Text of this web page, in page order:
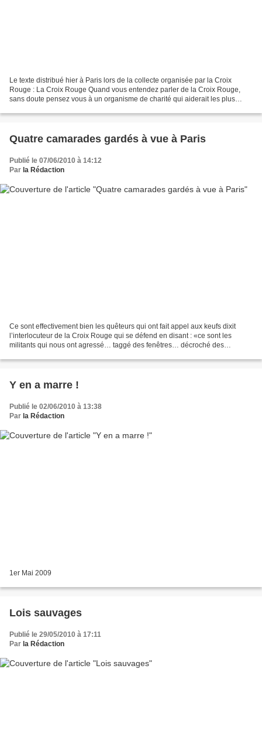
Le texte distribué hier à Paris lors de la collecte organisée par la Croix
Rouge : La Croix Rouge Quand vous entendez parler de la Croix Rouge,
sans doute pensez vous à un organisme de charité qui aiderait les plus
Quatre camarades gardés à vue à Paris
Publié le 07/06/2010 à 14:12
Par la Rédaction
Ce sont effectivement bien les quêteurs qui ont fait appel aux keufs dixit
l’interlocuteur de la Croix Rouge qui se défend en disant : «ce sont les
militants qui nous ont agressé… taggé des fenêtres… décroché des
Y en a marre !
Publié le 02/06/2010 à 13:38
Par la Rédaction
1er Mai 2009
Lois sauvages
Publié le 29/05/2010 à 17:11
Par la Rédaction